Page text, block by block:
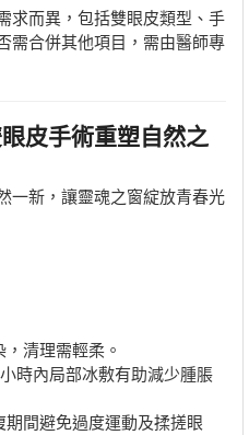
求而異，包括雙眼皮類型、手
需合併其他項目，需由醫師專
皮手術重塑自然之
一新，讓靈魂之窗綻放青春光
，清理需輕柔。
小時內局部冰敷有助減少腫脹
期間避免過度運動及揉搓眼